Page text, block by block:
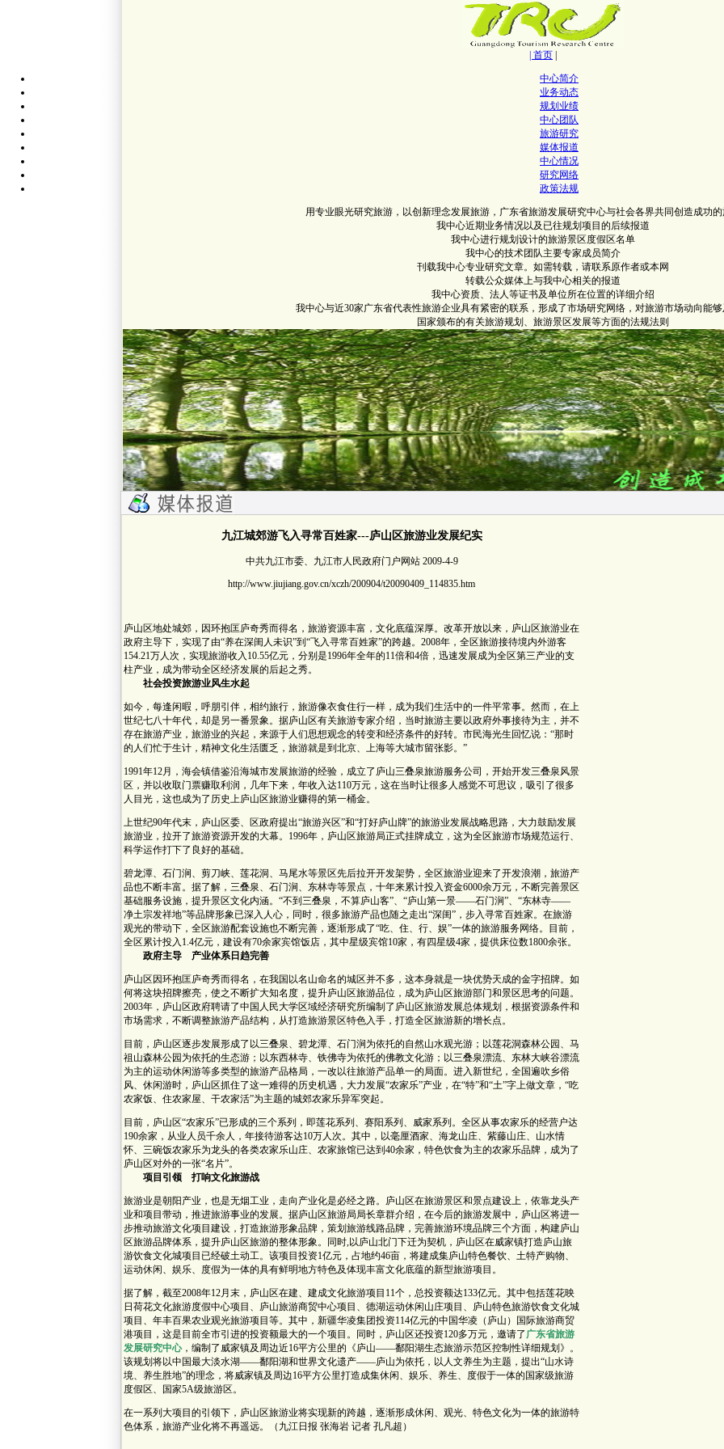
| 首页
中心简介
业务动态
规划业绩
中心团队
旅游研究
媒体报道
中心情况
研究网络
政策法规
用专业眼光研究旅游，以创新理念发展旅游，广东省旅游发展研究中心与社会各界共同创造成功
我中心近期业务情况以及已往规划项目的后续报道
我中心进行规划设计的旅游景区度假区名单
我中心的技术团队主要专家成员简介
刊载我中心专业研究文章。如需转载，请联系原作者或本网
转载公众媒体上与我中心相关的报道
我中心资质、法人等证书及单位所在位置的详细介绍
我中心与近30家广东省代表性旅游企业具有紧密的联系，形成了市场研究网络，对旅游市场动向能
国家颁布的有关旅游规划、旅游景区发展等方面的法规法则
九江城郊游飞入寻常百姓家---庐山区旅游业发展纪实
中共九江市委、九江市人民政府门户网站 2009-4-9
http://www.jiujiang.gov.cn/xczh/200904/t20090409_114835.htm
庐山区地处城郊，因环抱匡庐奇秀而得名，旅游资源丰富，文化底蕴深厚。改革开放以来，庐山区旅游业在
政府主导下，实现了由“养在深闺人未识”到“飞入寻常百姓家”的跨越。2008年，全区旅游接待境内外游客
154.21万人次，实现旅游收入10.55亿元，分别是1996年全年的11倍和4倍，迅速发展成为全区第三产业的支
柱产业，成为带动全区经济发展的后起之秀。
社会投资旅游业风生水起
如今，每逢闲暇，呼朋引伴，相约旅行，旅游像衣食住行一样，成为我们生活中的一件平常事。然而，在上
世纪七八十年代，却是另一番景象。据庐山区有关旅游专家介绍，当时旅游主要以政府外事接待为主，并不
存在旅游产业，旅游业的兴起，来源于人们思想观念的转变和经济条件的好转。市民海光生回忆说：“那时
的人们忙于生计，精神文化生活匮乏，旅游就是到北京、上海等大城市留张影。”
1991年12月，海会镇借鉴沿海城市发展旅游的经验，成立了庐山三叠泉旅游服务公司，开始开发三叠泉风景
区，并以收取门票赚取利润，几年下来，年收入达110万元，这在当时让很多人感觉不可思议，吸引了很多
人目光，这也成为了历史上庐山区旅游业赚得的第一桶金。
上世纪90年代末，庐山区委、区政府提出“旅游兴区”和“打好庐山牌”的旅游业发展战略思路，大力鼓励发展
旅游业，拉开了旅游资源开发的大幕。1996年，庐山区旅游局正式挂牌成立，这为全区旅游市场规范运行、
科学运作打下了良好的基础。
碧龙潭、石门涧、剪刀峡、莲花洞、马尾水等景区先后拉开开发架势，全区旅游业迎来了开发浪潮，旅游产
品也不断丰富。据了解，三叠泉、石门涧、东林寺等景点，十年来累计投入资金6000余万元，不断完善景区
基础服务设施，提升景区文化内涵。“不到三叠泉，不算庐山客”、“庐山第一景——石门涧”、“东林寺——
净土宗发祥地”等品牌形象已深入人心，同时，很多旅游产品也随之走出“深闺”，步入寻常百姓家。在旅游
观光的带动下，全区旅游配套设施也不断完善，逐渐形成了“吃、住、行、娱”一体的旅游服务网络。目前，
全区累计投入1.4亿元，建设有70余家宾馆饭店，其中星级宾馆10家，有四星级4家，提供床位数1800余张。
政府主导 产业体系日趋完善
庐山区因环抱匡庐奇秀而得名，在我国以名山命名的城区并不多，这本身就是一块优势天成的金字招牌。如
何将这块招牌擦亮，使之不断扩大知名度，提升庐山区旅游品位，成为庐山区旅游部门和景区思考的问题。
2003年，庐山区政府聘请了中国人民大学区域经济研究所编制了庐山区旅游发展总体规划，根据资源条件和
市场需求，不断调整旅游产品结构，从打造旅游景区特色入手，打造全区旅游新的增长点。
目前，庐山区逐步发展形成了以三叠泉、碧龙潭、石门涧为依托的自然山水观光游；以莲花洞森林公园、马
祖山森林公园为依托的生态游；以东西林寺、铁佛寺为依托的佛教文化游；以三叠泉漂流、东林大峡谷漂流
为主的运动休闲游等多类型的旅游产品格局，一改以往旅游产品单一的局面。进入新世纪，全国遍吹乡俗
风、休闲游时，庐山区抓住了这一难得的历史机遇，大力发展“农家乐”产业，在“特”和“土”字上做文章，“吃
农家饭、住农家屋、干农家活”为主题的城郊农家乐异军突起。
目前，庐山区“农家乐”已形成的三个系列，即莲花系列、赛阳系列、威家系列。全区从事农家乐的经营户达
190余家，从业人员千余人，年接待游客达10万人次。其中，以毫厘酒家、海龙山庄、紫藤山庄、山水情
怀、三碗饭农家乐为龙头的各类农家乐山庄、农家旅馆已达到40余家，特色饮食为主的农家乐品牌，成为了
庐山区对外的一张“名片”。
项目引领 打响文化旅游战
旅游业是朝阳产业，也是无烟工业，走向产业化是必经之路。庐山区在旅游景区和景点建设上，依靠龙头产
业和项目带动，推进旅游事业的发展。据庐山区旅游局局长章群介绍，在今后的旅游发展中，庐山区将进一
步推动旅游文化项目建设，打造旅游形象品牌，策划旅游线路品牌，完善旅游环境品牌三个方面，构建庐山
区旅游品牌体系，提升庐山区旅游的整体形象。同时,以庐山北门下迁为契机，庐山区在威家镇打造庐山旅
游饮食文化城项目已经破土动工。该项目投资1亿元，占地约46亩，将建成集庐山特色餐饮、土特产购物、
运动休闲、娱乐、度假为一体的具有鲜明地方特色及体现丰富文化底蕴的新型旅游项目。
据了解，截至2008年12月末，庐山区在建、建成文化旅游项目11个，总投资额达133亿元。其中包括莲花映
日荷花文化旅游度假中心项目、庐山旅游商贸中心项目、德湖运动休闲山庄项目、庐山特色旅游饮食文化城
项目、年丰百果农业观光旅游项目等。其中，新疆华凌集团投资114亿元的中国华凌（庐山）国际旅游商贸
港项目，这是目前全市引进的投资额最大的一个项目。同时，庐山区还投资120多万元，邀请了 广东省旅游
发展研究中心，编制了威家镇及周边近16平方公里的《庐山——鄱阳湖生态旅游示范区控制性详细规划》。
该规划将以中国最大淡水湖——鄱阳湖和世界文化遗产——庐山为依托，以人文养生为主题，提出“山水诗
境、养生胜地”的理念，将威家镇及周边16平方公里打造成集休闲、娱乐、养生、度假于一体的国家级旅游
度假区、国家5A级旅游区。
在一系列大项目的引领下，庐山区旅游业将实现新的跨越，逐渐形成休闲、观光、特色文化为一体的旅游特
色体系，旅游产业化将不再遥远。（九江日报 张海岩 记者 孔凡超）